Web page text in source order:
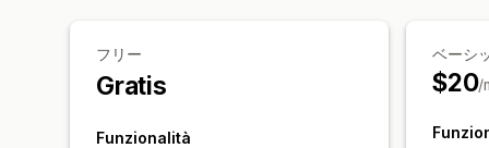
フリー
Gratis
Funzionalità
ベーシ
$20/